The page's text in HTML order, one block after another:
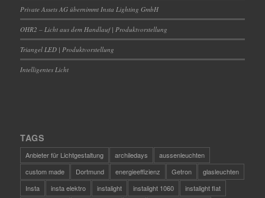
Private Assets AG übernimmt Insta Lighting GmbH
OHR2 – Licht aus dem Handlauf | Produktvorstellung
Triangel LED | Produktvorstellung
Intelligentes Licht
TAGS
Anbieter für Lichtgestaltung archiledays
aussenleuchten
custom made
Dortmund energieeffizienz Getron
glasleuchten
Insta
insta elektro instalight instalight 1060
instalight flat